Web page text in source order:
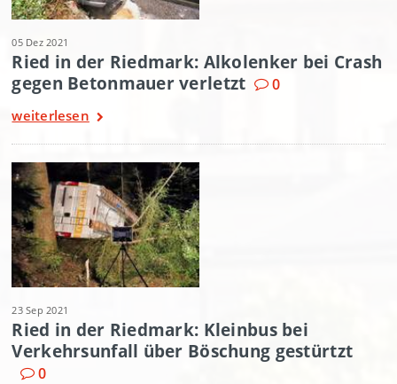
05 Dez 2021
Ried in der Riedmark: Alkolenker bei Crash
gegen Betonmauer verletzt
0
weiterlesen
23 Sep 2021
Ried in der Riedmark: Kleinbus bei
Verkehrsunfall über Böschung gestürtzt
0